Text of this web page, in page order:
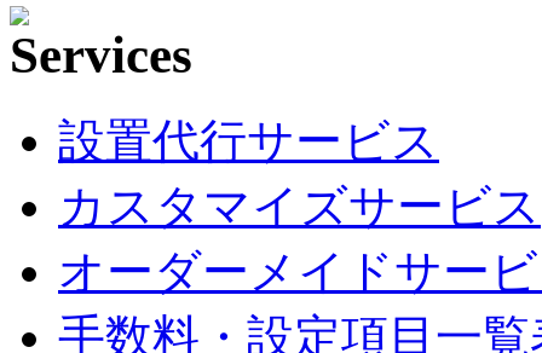
設置代行サービス
カスタマイズサービス
オーダーメイドサー
手数料・設定項目一覧